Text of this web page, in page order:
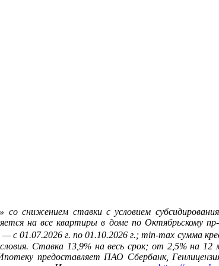
снижением ставки с условием
на все квартиры в доме по Октябрьскому
с 01.07.2026 г. по 01.10.2026 г.; min-max сумма
Ставка 13,9% на весь срок; от 2,5% на
предоставляет ПАО Сбербанк,